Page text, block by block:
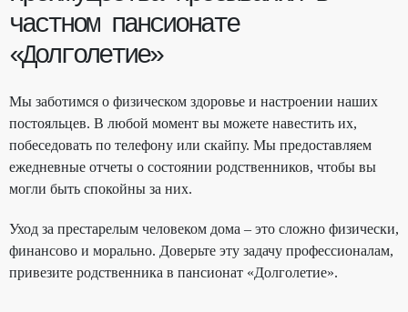
частном пансионате
«Долголетие»
Мы заботимся о физическом здоровье и настроении наших
постояльцев. В любой момент вы можете навестить их,
побеседовать по телефону или скайпу. Мы предоставляем
ежедневные отчеты о состоянии родственников, чтобы вы
могли быть спокойны за них.
Уход за престарелым человеком дома – это сложно физически,
финансово и морально. Доверьте эту задачу профессионалам,
привезите родственника в пансионат «Долголетие».